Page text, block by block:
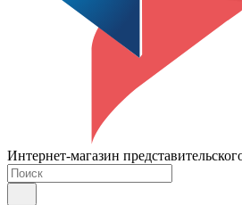
Интернет-магазин